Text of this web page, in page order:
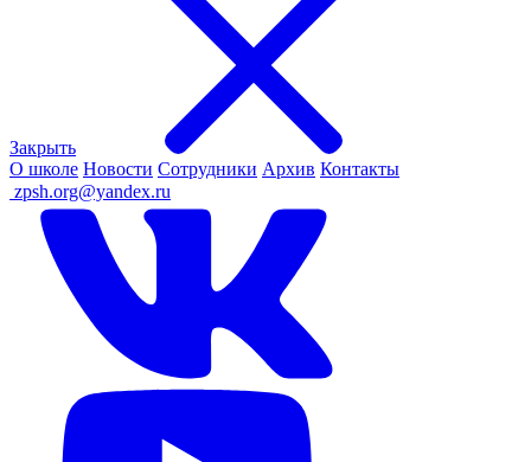
Закрыть
О школе Новости Сотрудники Архив Контакты
zpsh.org@yandex.ru